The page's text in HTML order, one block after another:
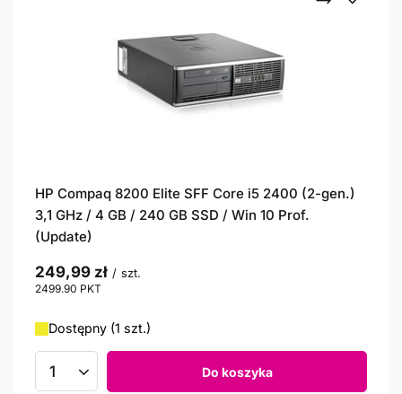
HP Compaq 8200 Elite SFF Core i5 2400 (2-gen.)
3,1 GHz / 4 GB / 240 GB SSD / Win 10 Prof.
(Update)
249,99 zł / szt.
2499.90 PKT
Dostępny (1 szt.)
Ilość produktów Do koszyka